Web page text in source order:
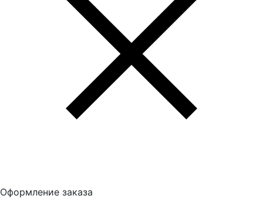
Оформление заказа